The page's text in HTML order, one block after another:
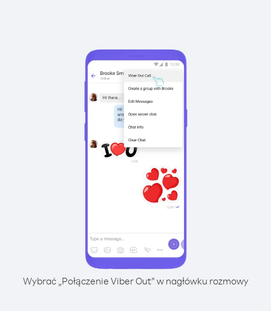
Wybrać „Połączenie Viber Out” w nagłówku rozmowy